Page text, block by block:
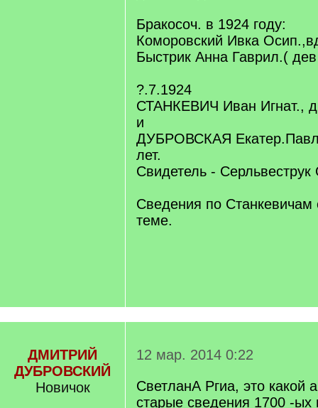
Бракосоч. в 1924 году:
Коморовский Ивка
Быстрик Анна Гаврил.(
?.7.1924
СТАНКЕВИЧ Иван Игнат.,
и
ДУБРОВСКАЯ
лет.
Свидетель -
Сведения по Станкевичам
теме.
ДМИТРИЙ
ДУБРОВСКИЙ
Новичок
12 мар. 2014 0:22
СветланА Ргиа, это какой
старые сведения 1700 -ых